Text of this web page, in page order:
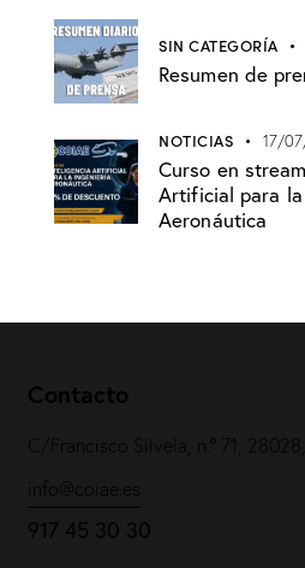
SIN CATEGORÍA
Resumen de
NOTICIAS 17/
Curso en
Artificial para
Aeronáutica
Contacto
C/Francisco Silvela, n.º 71,
info@coiae.es
917 45 30 30